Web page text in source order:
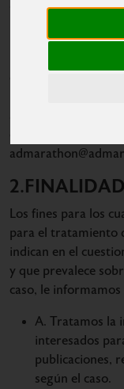
El responsable del
(España) y CIF
2.FINALIDAD
Los fines para los
para el tratamiento
indican en el
y que prevalece
caso, le informamos
A. Tratamos la
interesados
publicaciones,
según el caso.